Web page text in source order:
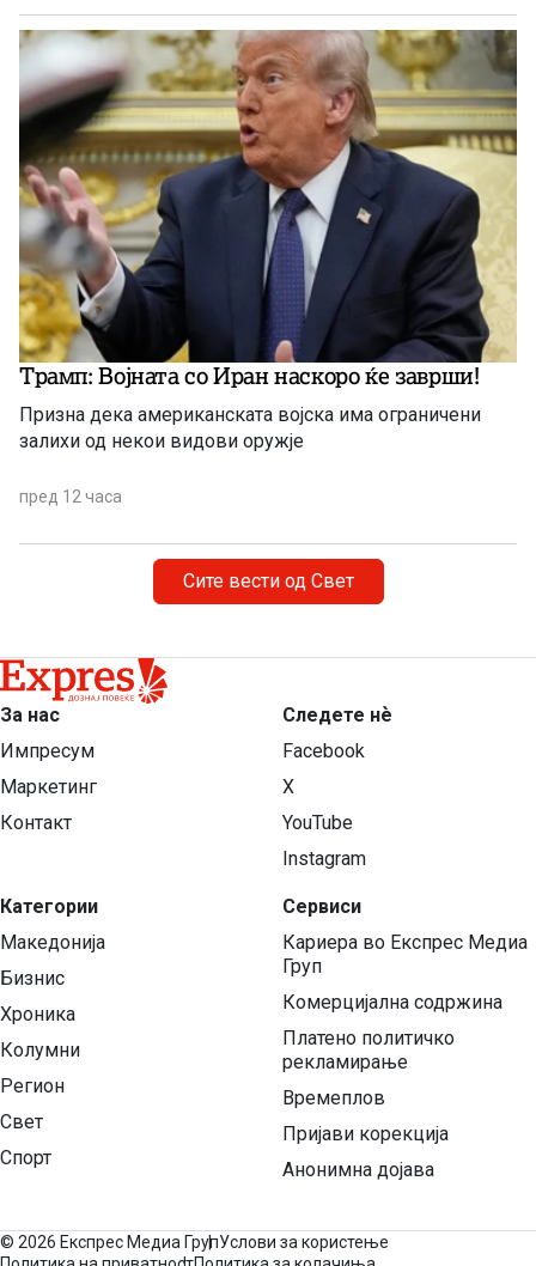
Трамп: Војната со Иран наскоро ќе заврши!
Призна дека американската војска има ограничени
залихи од некои видови оружје
пред 12 часа
Сите вести од Свет
За нас
Импресум
Маркетинг
Контакт
Категории
Македонија
Бизнис
Хроника
Колумни
Регион
Свет
Спорт
Следете нѐ
Facebook
X
YouTube
Instagram
Сервиси
Кариера во Експрес Медиа
Груп
Комерцијална содржина
Платено политичко
рекламирање
Времеплов
Пријави корекција
Анонимна дојава
© 2026 Експрес Медиа ГрупУслови за користење